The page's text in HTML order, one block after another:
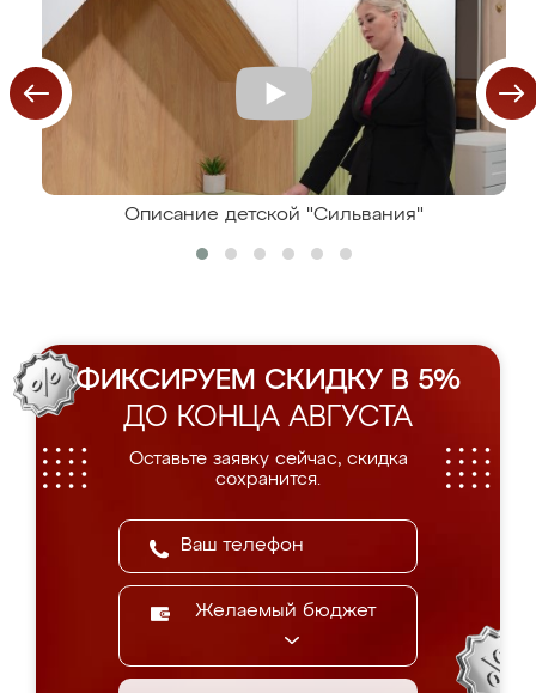
Описание детской "Сильвания"
ФИКСИРУЕМ СКИДКУ В 5%
ДО КОНЦА АВГУСТА
Оставьте заявку сейчас, скидка
сохранится.
Желаемый бюджет